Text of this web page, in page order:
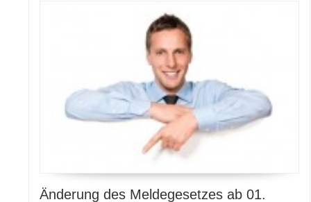
Änderung des Meldegesetzes ab 01.